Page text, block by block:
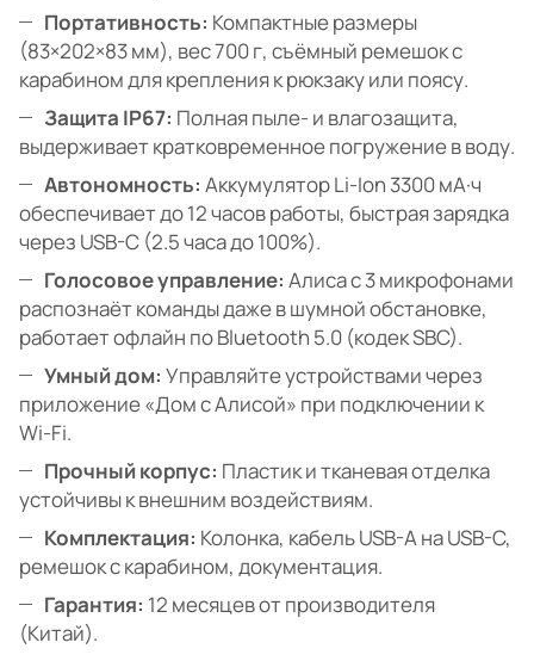
Портативность: Компактные размеры
(83×202×83 мм), вес 700 г, съёмный ремешок с
карабином для крепления к рюкзаку или поясу.
Защита IP67: Полная пыле- и влагозащита,
выдерживает кратковременное погружение в воду.
Автономность: Аккумулятор Li-Ion 3300 мА·ч
обеспечивает до 12 часов работы, быстрая зарядка
через USB-C (2.5 часа до 100%).
Голосовое управление: Алиса с 3 микрофонами
распознаёт команды даже в шумной обстановке,
работает офлайн по Bluetooth 5.0 (кодек SBC).
Умный дом: Управляйте устройствами через
приложение «Дом с Алисой» при подключении к
Wi-Fi.
Прочный корпус: Пластик и тканевая отделка
устойчивы к внешним воздействиям.
Комплектация: Колонка, кабель USB-A на USB-C,
ремешок с карабином, документация.
Гарантия: 12 месяцев от производителя
(Китай).